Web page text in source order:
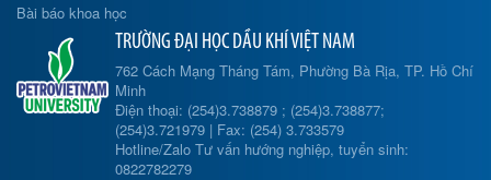
Bài báo khoa học
TRƯỜNG ĐẠI HỌC DẦU KHÍ VIỆT NAM
762 Cách Mạng Tháng Tám, Phường Bà Rịa, TP. Hồ Chí
Minh
Điện thoại: (254)3.738879 ; (254)3.738877;
(254)3.721979 | Fax: (254) 3.733579
Hotline/Zalo Tư vấn hướng nghiệp, tuyển sinh:
0822782279